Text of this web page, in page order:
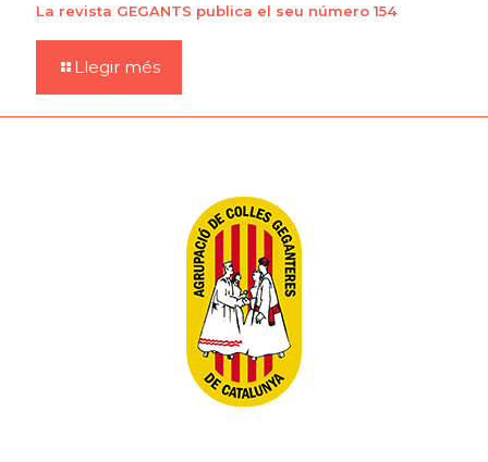
La revista GEGANTS publica el seu número 154
Llegir més